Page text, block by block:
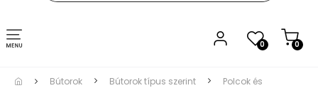
0 0
Toggle
navigation
Bútorok Bútorok típus szerint
Polcok és